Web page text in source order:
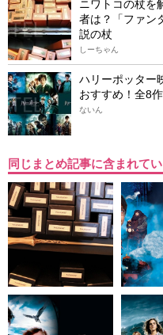
ニワトコの杖を
者は？「ファン
説の杖
しーちゃん
ハリーポッター
おすすめ！全8
ないん
同じまとめ記事に含まれて